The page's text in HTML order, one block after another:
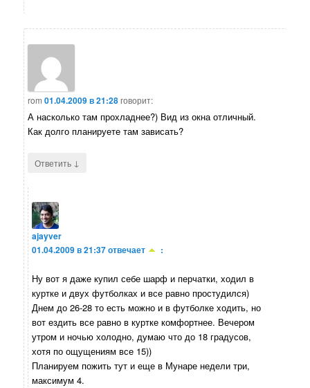
rom 01.04.2009 в 21:28говорит:
А насколько там прохладнее?) Вид из окна отличный.
Как долго планируете там зависать?
Ответить ↓
ajayver
01.04.2009 в 21:37отвечает :
Ну вот я даже купил себе шарф и перчатки, ходил в
куртке и двух футболках и все равно простудился)
Днем до 26-28 то есть можно и в футболке ходить, но
вот ездить все равно в куртке комфортнее. Вечером
утром и ночью холодно, думаю что до 18 градусов,
хотя по ощущениям все 15))
Планируем пожить тут и еще в Мунаре недели три,
максимум 4.